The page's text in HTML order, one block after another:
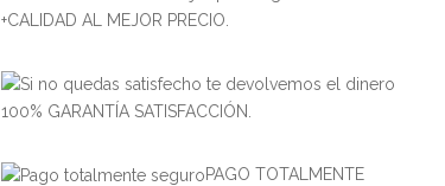
+CALIDAD AL MEJOR PRECIO.
100% GARANTÍA SATISFACCIÓN.
PAGO TOTALMENTE